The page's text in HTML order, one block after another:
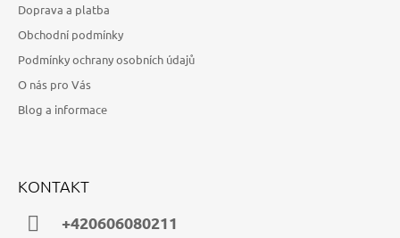
Doprava a platba
Obchodní podmínky
Podmínky ochrany osobních údajů
O nás pro Vás
Blog a informace
KONTAKT
+420606080211